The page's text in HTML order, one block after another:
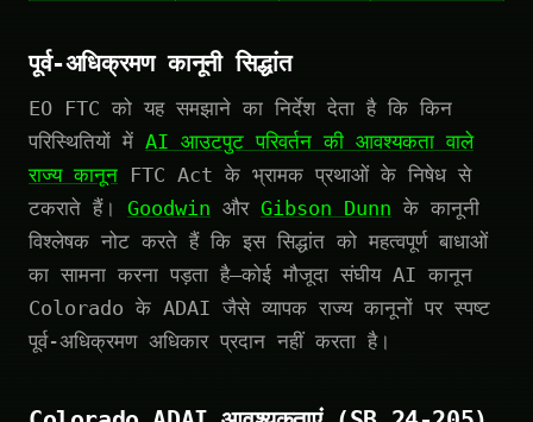
पूर्व-अधिक्रमण कानूनी सिद्धांत
EO FTC को यह समझाने का निर्देश देता है कि किन
परिस्थितियों में AI आउटपुट परिवर्तन की आवश्यकता वाले
राज्य कानून FTC Act के भ्रामक प्रथाओं के निषेध से
टकराते हैं। Goodwin और Gibson Dunn के कानूनी
विश्लेषक नोट करते हैं कि इस सिद्धांत को महत्वपूर्ण बाधाओं
का सामना करना पड़ता है—कोई मौजूदा संघीय AI कानून
Colorado के ADAI जैसे व्यापक राज्य कानूनों पर स्पष्ट
पूर्व-अधिक्रमण अधिकार प्रदान नहीं करता है।